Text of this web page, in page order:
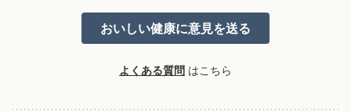
よくある質問 はこちら